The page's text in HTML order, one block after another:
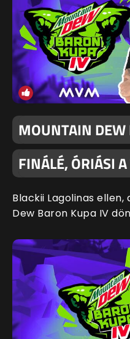
MOUNTAIN DEW
FINÁLÉ, ÓRIÁSI
Blackii Lagolinas ellen,
Dew Baron Kupa IV